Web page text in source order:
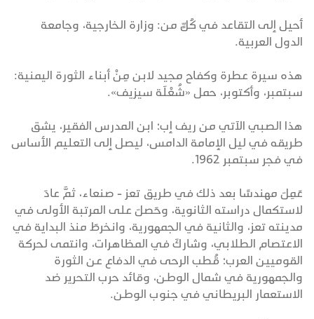
أحيل إلى التقاعد في كُلٍّ من: وزارة الخارجية، وجامعة
الدول العربية.
هذه سيرة عطرة وكفاح مجيد لابن مِنْ أبناء الثورة اليمنية:
سبتمبر، وأكتوبر، حمل «شُعْلَة سيزيف».
هذا الصبي الآتي من ريف إب؛ ابن المدرس الفقير، يشق
طريقه في ليل الإمامة الدامس، ليصل إلى التعليم الأساس
في فجر سبتمبر 1962.
عَمِلَ مهندسًا بعد ذلك في طريق تعز - صنعاء، ثمَّ عادَ
لاستكمال دراسته الثانوية، وحَصلَ على المرتبة الأولى في
مدينته تعز، والثانية في الجمهورية، وانخرطَ منذ البداية في
الاعتصام الطلابي، وشاركَ في المظاهرات، وانتمى لحركة
القوميين العرب؛ قُطب الرحى في الدفاع عن الثورة
والجمهورية في شمال الوطن، وقائد حرب التحرير ضد
الاستعمار البريطاني في جنوب الوطن.